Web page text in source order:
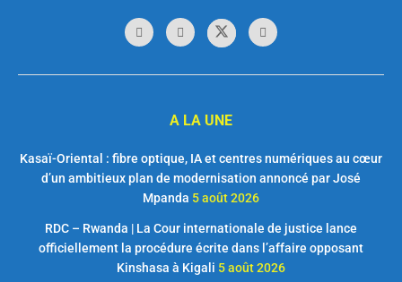
A LA UNE
Kasaï-Oriental : fibre optique, IA et centres numériques au cœur
d’un ambitieux plan de modernisation annoncé par José
Mpanda 5 août 2026
RDC – Rwanda | La Cour internationale de justice lance
officiellement la procédure écrite dans l’affaire opposant
Kinshasa à Kigali 5 août 2026